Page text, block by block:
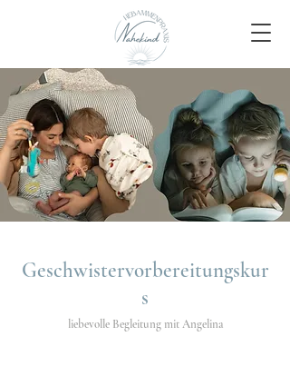
Geschwistervorbereitungskur
s
liebevolle Begleitung mit Angelina